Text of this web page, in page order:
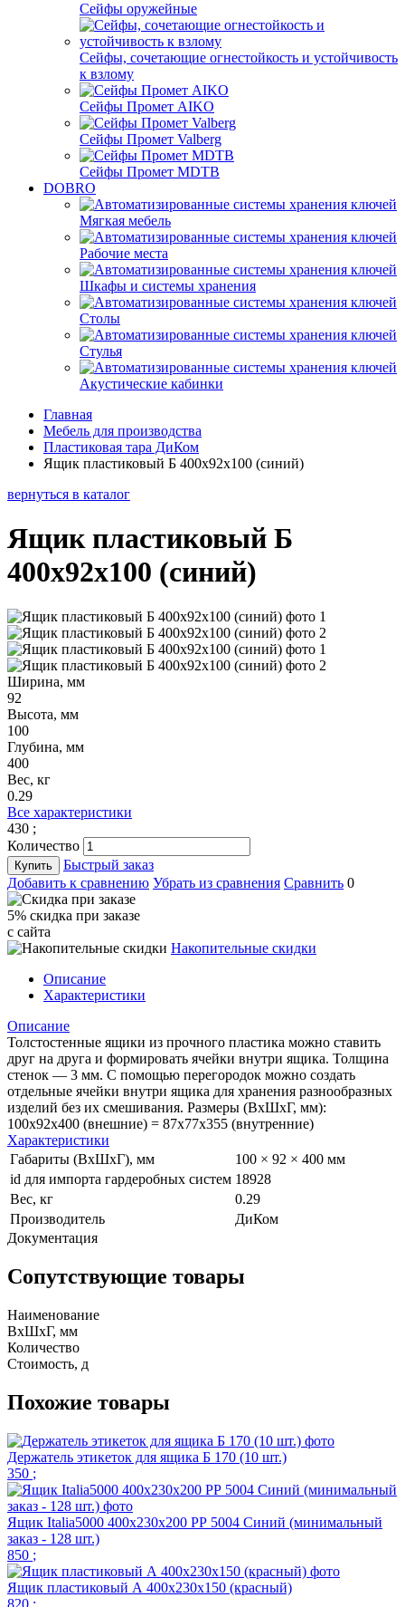
Сейфы оружейные
Сейфы, сочетающие огнестойкость и устойчивость
к взлому
Сейфы Промет AIKO
Сейфы Промет Valberg
Сейфы Промет MDTB
DOBRO
Мягкая мебель
Рабочие места
Шкафы и системы хранения
Столы
Стулья
Акустические кабинки
Главная
Мебель для производства
Пластиковая тара ДиКом
Ящик пластиковый Б 400х92х100 (синий)
вернуться в каталог
Ящик пластиковый Б
400х92х100 (синий)
Ширина, мм
92
Высота, мм
100
Глубина, мм
400
Вес, кг
0.29
Все характеристики
430 ;
Количество
Купить
Быстрый заказ
Добавить к сравнению Убрать из сравнения Сравнить 0
5% cкидка при заказе
с сайта
Накопительные скидки
Описание
Характеристики
Описание
Толстостенные ящики из прочного пластика можно ставить
друг на друга и формировать ячейки внутри ящика. Толщина
стенок — 3 мм. С помощью перегородок можно создать
отдельные ячейки внутри ящика для хранения разнообразных
изделий без их смешивания. Размеры (ВхШхГ, мм):
100x92х400 (внешние) = 87х77х355 (внутренние)
Характеристики
Габариты (ВхШхГ), мм
100 × 92 × 400 мм
id для импорта гардеробных систем 18928
Вес, кг
0.29
Производитель
ДиКом
Документация
Сопутствующие товары
Наименование
ВхШхГ, мм
Количество
Стоимость, д
Похожие товары
Держатель этикеток для ящика Б 170 (10 шт.)
350 ;
Ящик Italia5000 400х230х200 РР 5004 Синий (минимальный
заказ - 128 шт.)
850 ;
Ящик пластиковый А 400х230х150 (красный)
820 ;